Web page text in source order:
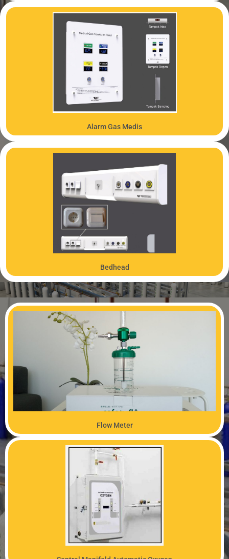
PRODUK
Alarm Gas Medis
PRODUK
Bedhead
PRODUK
Flow Meter
PRODUK